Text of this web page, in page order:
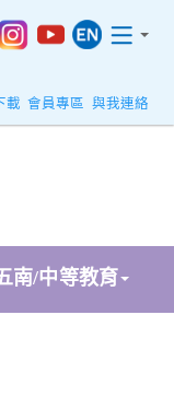
載 會員專區 與我連絡
南/中等教育